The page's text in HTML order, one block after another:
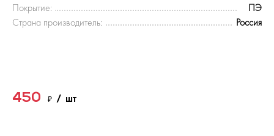
Покрытие:
ПЭ
Страна производитель:
Россия
450 ₽ / шт